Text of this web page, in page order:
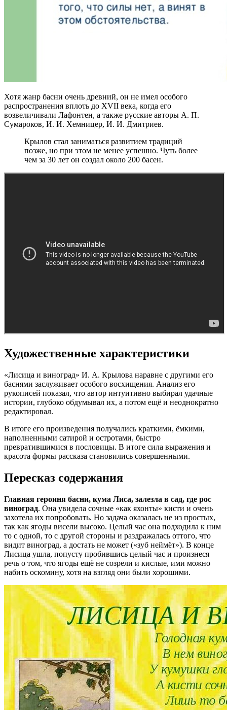
Хотя жанр басни очень древний, он не имел особого
распространения вплоть до XVII века, когда его
возвеличивали Лафонтен, а также русские авторы А. П.
Сумароков, И. И. Хемницер, И. И. Дмитриев.
Крылов стал заниматься развитием традиций
позже, но при этом не менее успешно. Чуть более
чем за 30 лет он создал около 200 басен.
Художественные характеристики
«Лисица и виноград» И. А. Крылова наравне с другими его
баснями заслуживает особого восхищения. Анализ его
рукописей показал, что автор интуитивно выбирал удачные
истории, глубоко обдумывал их, а потом ещё и неоднократно
редактировал.
В итоге его произведения получались краткими, ёмкими,
наполненными сатирой и остротами, быстро
превратившимися в пословицы. В итоге сила выражения и
красота формы рассказа становились совершенными.
Пересказ содержания
Главная героиня басни, кума Лиса, залезла в сад, где рос
виноград. Она увидела сочные «как яхонты» кисти и очень
захотела их попробовать. Но задача оказалась не из простых,
так как ягоды висели высоко. Целый час она подходила к ним
то с одной, то с другой стороны и раздражалась оттого, что
видит виноград, а достать не может («зуб неймёт»). В конце
Лисица ушла, попусту пробившись целый час и произнеся
речь о том, что ягоды ещё не созрели и кислые, ими можно
набить оскомину, хотя на взгляд они были хорошими.